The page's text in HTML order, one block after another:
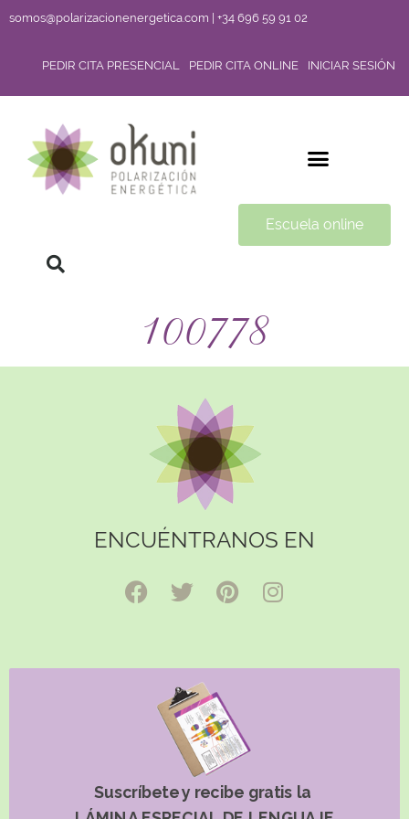
somos@polarizacionenergetica.com | +34 696 59 91 02
PEDIR CITA PRESENCIAL PEDIR CITA ONLINE INICIAR SESIÓN
Escuela online
100778
ENCUÉNTRANOS EN
Suscríbete y recibe gratis la